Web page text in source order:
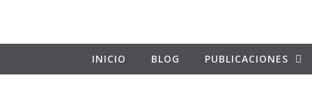
INICIO BLOG PUBLICACIONES